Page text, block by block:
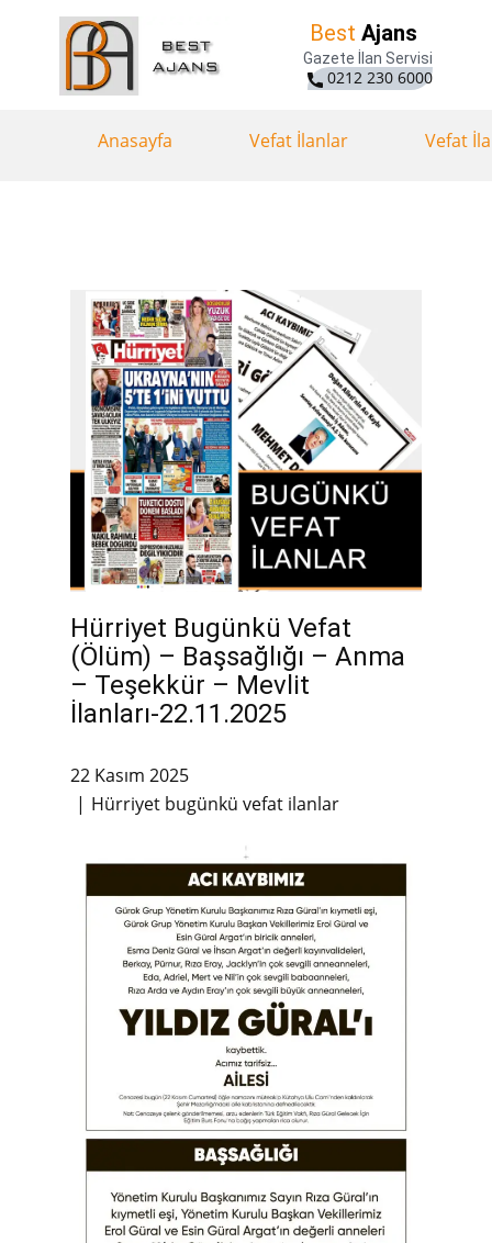
Best Ajans
Gazete İlan Servisi
0212 230 6000
Anasayfa Vefat İlanlar Vefat
Hürriyet Bugünkü Vefat
(Ölüm) – Başsağlığı – Anma
– Teşekkür – Mevlit
İlanları-22.11.2025
22 Kasım 2025
Hürriyet bugünkü vefat ilanlar